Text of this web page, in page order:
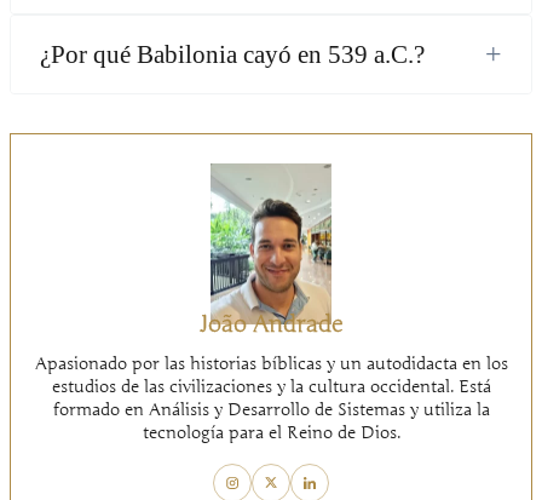
¿Por qué Babilonia cayó en 539 a.C.? +
João Andrade
Apasionado por las historias bíblicas y un autodidacta en los
estudios de las civilizaciones y la cultura occidental. Está
formado en Análisis y Desarrollo de Sistemas y utiliza la
tecnología para el Reino de Dios.